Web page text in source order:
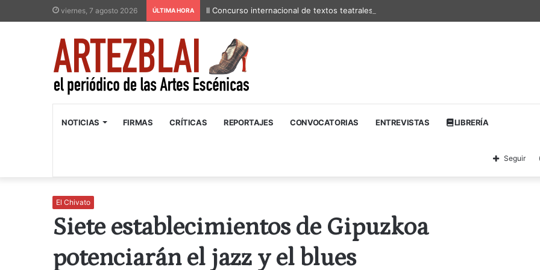
viernes, 7 agosto 2026 ÚLTIMA HORA II Concurso internacional de textos teatrales
NOTICIAS FIRMAS CRÍTICAS REPORTAJES CONVOCATORIAS ENTREVISTAS LIBRERÍA
Seguir
El Chivato
Siete establecimientos de Gipuzkoa
potenciarán el jazz y el blues